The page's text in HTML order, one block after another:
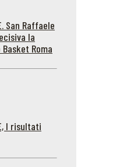
San Raffaele
la
Roma
I risultati